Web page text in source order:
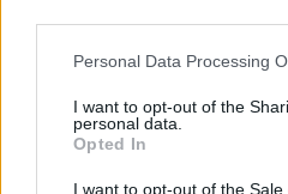
Personal Data Processing
I want to opt-out of the
personal data.
Opted In
I want to opt-out of the Sale
κάνει.
Η τραγουδίστρια
ερώτηση και είπε
ποτέ κατάμουτρα.